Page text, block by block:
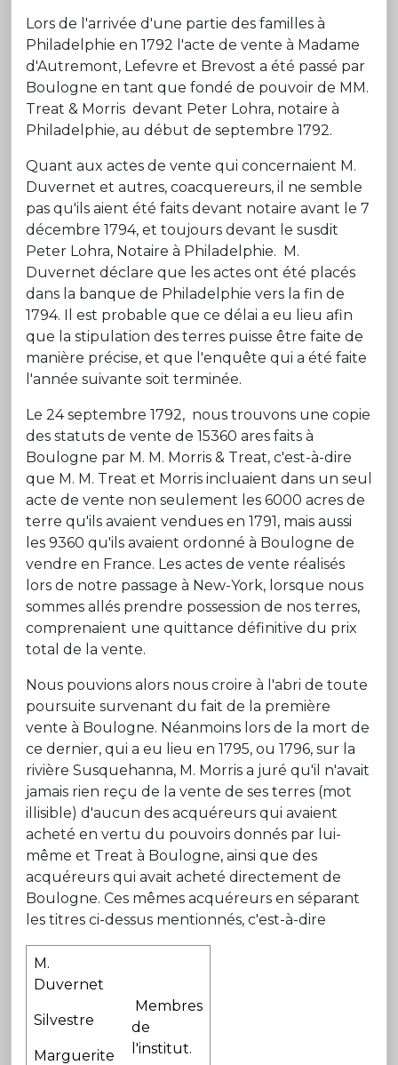
Lors de l'arrivée d'une partie des familles à
Philadelphie en 1792 l'acte de vente à Madame
d'Autremont, Lefevre et Brevost a été passé par
Boulogne en tant que fondé de pouvoir de MM.
Treat & Morris devant Peter Lohra, notaire à
Philadelphie, au début de septembre 1792.
Quant aux actes de vente qui concernaient M.
Duvernet et autres, coacquereurs, il ne semble
pas qu'ils aient été faits devant notaire avant le 7
décembre 1794, et toujours devant le susdit
Peter Lohra, Notaire à Philadelphie. M.
Duvernet déclare que les actes ont été placés
dans la banque de Philadelphie vers la fin de
1794. Il est probable que ce délai a eu lieu afin
que la stipulation des terres puisse être faite de
manière précise, et que l'enquête qui a été faite
l'année suivante soit terminée.
Le 24 septembre 1792, nous trouvons une copie
des statuts de vente de 15360 ares faits à
Boulogne par M. M. Morris & Treat, c'est-à-dire
que M. M. Treat et Morris incluaient dans un seul
acte de vente non seulement les 6000 acres de
terre qu'ils avaient vendues en 1791, mais aussi
les 9360 qu'ils avaient ordonné à Boulogne de
vendre en France. Les actes de vente réalisés
lors de notre passage à New-York, lorsque nous
sommes allés prendre possession de nos terres,
comprenaient une quittance définitive du prix
total de la vente.
Nous pouvions alors nous croire à l'abri de toute
poursuite survenant du fait de la première
vente à Boulogne. Néanmoins lors de la mort de
ce dernier, qui a eu lieu en 1795, ou 1796, sur la
rivière Susquehanna, M. Morris a juré qu'il n'avait
jamais rien reçu de la vente de ses terres (mot
illisible) d'aucun des acquéreurs qui avaient
acheté en vertu du pouvoirs donnés par lui-
même et Treat à Boulogne, ainsi que des
acquéreurs qui avait acheté directement de
Boulogne. Ces mêmes acquéreurs en séparant
les titres ci-dessus mentionnés, c'est-à-dire
M.
Duvernet
Membres
de
l'institut.
Silvestre
Marguerite